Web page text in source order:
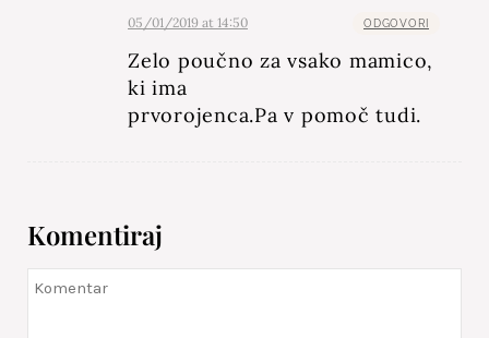
05/01/2019 at 14:50 ODGOVORI
Zelo poučno za vsako mamico,
ki ima
prvorojenca.Pa v pomoč tudi.
Komentiraj